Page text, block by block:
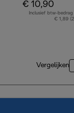
€ 10,90
Inclusief btw-bedrag
€ 1,89
Vergelijken